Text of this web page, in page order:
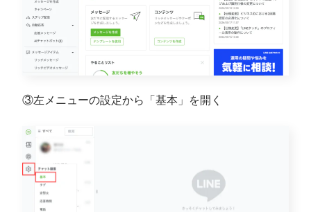
③左メニューの設定から「基本」を開く